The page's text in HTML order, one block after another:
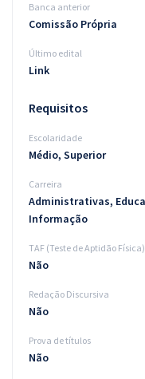
Banca anterior
Comissão Própria
Último edital
Link
Requisitos
Escolaridade
Médio, Superior
Carreira
Administrativas,
Informação
TAF (Teste de Aptidão Física)
Não
Redação Discursiva
Não
Prova de títulos
Não